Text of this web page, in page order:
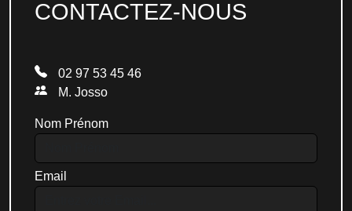
CONTACTEZ-NOUS
02 97 53 45 46
M. Josso
Nom Prénom
Email